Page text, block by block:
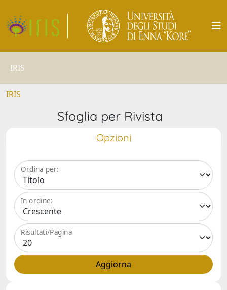
IRIS
IRIS
Sfoglia per Rivista
Opzioni
Ordina per:
In ordine:
Risultati/Pagina